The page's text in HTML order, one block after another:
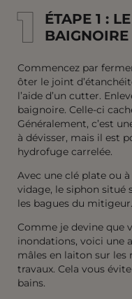
1
1
ÉTAPE 1 :
BAIGNOIRE
Commencez par
ôter le joint
l’aide d’un cutter.
baignoire. Celle-ci
Généralement, c’est
à dévisser, mais il est
hydrofuge carrelée.
Avec une clé plate ou
vidage, le siphon situé
les bagues du mitigeur.
Comme je devine que
inondations, voici une
mâles en laiton sur les
travaux. Cela vous
bains.